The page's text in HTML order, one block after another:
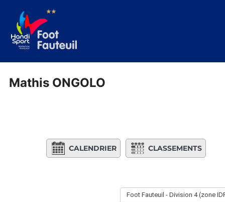
contenu
Mathis ONGOLO
CALENDRIER CLASSEMENTS
Foot Fauteuil - Division 4 (zone